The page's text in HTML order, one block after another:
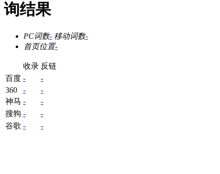
询结果
PC词数- 移动词数-
首页位置-
收录 反链
百度 -
-
360
-
-
神马 -
-
搜狗 -
-
谷歌 - -